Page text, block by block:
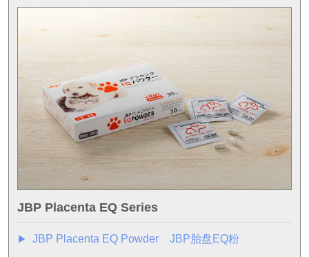
JBP Placenta EQ Series
▶︎ JBP Placenta EQ Powder JBP胎盘EQ粉